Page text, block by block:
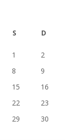
S D
1
2
8
9
15
16
22
23
29
30